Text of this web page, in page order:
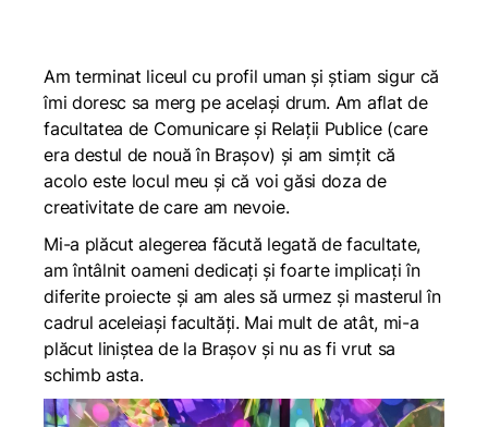
Am terminat liceul cu profil uman și știam sigur că
îmi doresc sa merg pe același drum. Am aflat de
facultatea de Comunicare și Relații Publice(care
era destul de nouă în Brașov) și am simțit că
acolo este locul meu și că voi găsi doza de
creativitate de care am nevoie.
Mi-a plăcut alegerea făcută legată de facultate,
am întâlnit oameni dedicați și foarte implicați în
diferite proiecte și am ales să urmez și masterul în
cadrul aceleiași facultăți. Mai mult de atât, mi-a
plăcut liniștea de la Brașov și nu as fi vrut sa
schimb asta.